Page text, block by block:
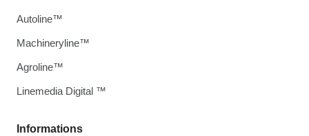
Informations
Autoline™
Machineryline™
Agroline™
Linemedia Digital ™